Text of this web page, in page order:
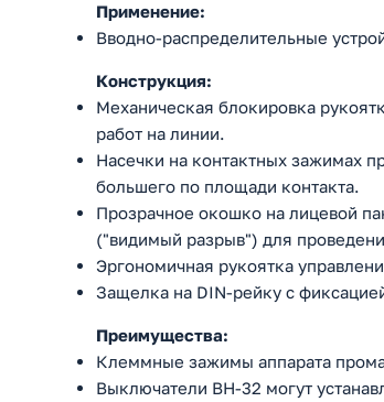
Применение:
Вводно-распределительные
Конструкция:
Механическая блокировка
работ на линии.
Насечки на контактных зажимах
большего по площади контакта.
Прозрачное окошко на лицевой
("видимый разрыв") для
Эргономичная рукоятка
Защелка на DIN-рейку с
Преимущества:
Клеммные зажимы аппарата
Выключатели ВН-32 могут